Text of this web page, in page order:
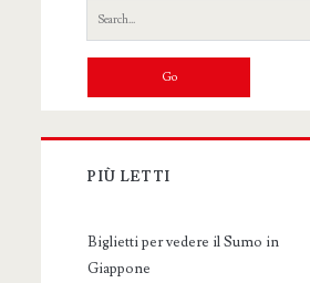
Search
for:
PIÙ LETTI
Biglietti per vedere il Sumo in
Giappone